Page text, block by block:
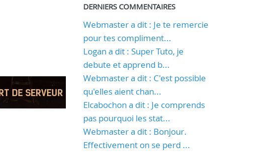
DERNIERS COMMENTAIRES
Webmaster a dit : Je te remercie
pour tes compliment...
Logan a dit : Super Tuto, je
debute et apprend b...
Webmaster a dit : C'est possible
qu'elles aient chan...
Elcabochon a dit : Je comprends
pas pourquoi les stat...
Webmaster a dit : Bonjour.
Effectivement on se perd ...